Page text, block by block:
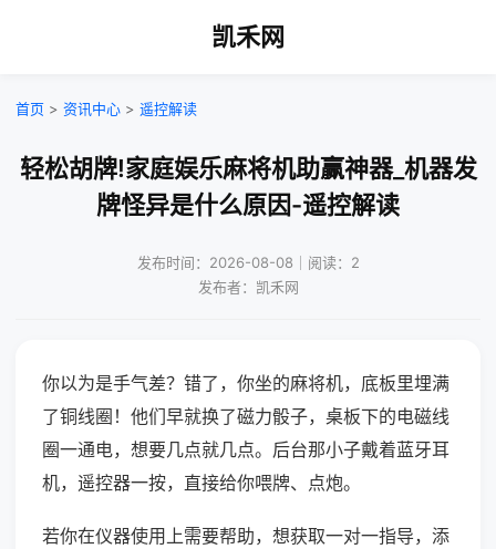
凯禾网
首页 > 资讯中心 > 遥控解读
轻松胡牌!家庭娱乐麻将机助赢神器_机器发
牌怪异是什么原因-遥控解读
发布时间：2026-08-08｜阅读：2
发布者：凯禾网
你以为是手气差？错了，你坐的麻将机，底板里埋满
了铜线圈！他们早就换了磁力骰子，桌板下的电磁线
圈一通电，想要几点就几点。后台那小子戴着蓝牙耳
机，遥控器一按，直接给你喂牌、点炮。
若你在仪器使用上需要帮助，想获取一对一指导，添